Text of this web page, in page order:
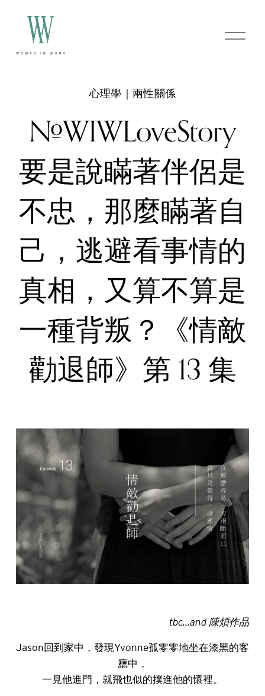
O
p
#WIWLoveStory
要是說瞞著伴侶是
不忠，那麼瞞著自
己，逃避看事情的
真相，又算不算是
一種背叛？《情敵
勸退師》第 13 集
心理學｜兩性關係
tbc…and 陳煩作品
Jason回到家中，發現Yvonne孤零零地坐在漆黑的客
廳中，
一見他進門，就飛也似的撲進他的懷裡。